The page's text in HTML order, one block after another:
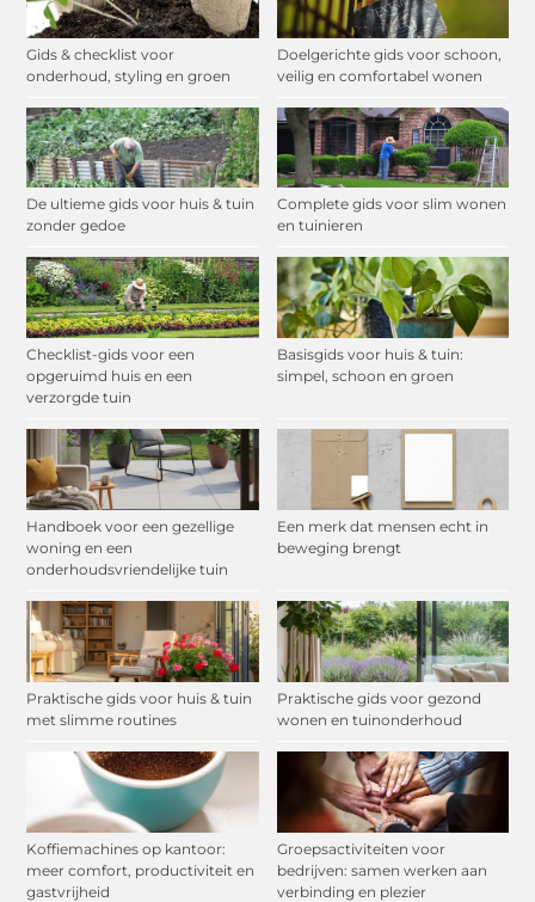
Gids & checklist voor
onderhoud, styling en groen
Doelgerichte gids voor schoon,
veilig en comfortabel wonen
De ultieme gids voor huis & tuin
zonder gedoe
Complete gids voor slim wonen
en tuinieren
Checklist-gids voor een
opgeruimd huis en een
verzorgde tuin
Basisgids voor huis & tuin:
simpel, schoon en groen
Handboek voor een gezellige
woning en een
onderhoudsvriendelijke tuin
Een merk dat mensen echt in
beweging brengt
Praktische gids voor huis & tuin
met slimme routines
Praktische gids voor gezond
wonen en tuinonderhoud
Koffiemachines op kantoor:
meer comfort, productiviteit en
gastvrijheid
Groepsactiviteiten voor
bedrijven: samen werken aan
verbinding en plezier